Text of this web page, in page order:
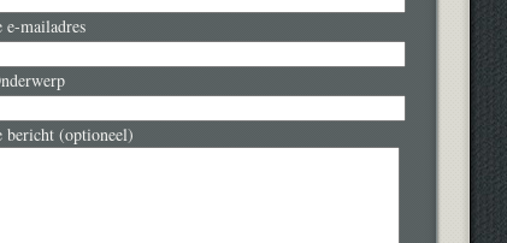
e-mailadres
bericht (optioneel)